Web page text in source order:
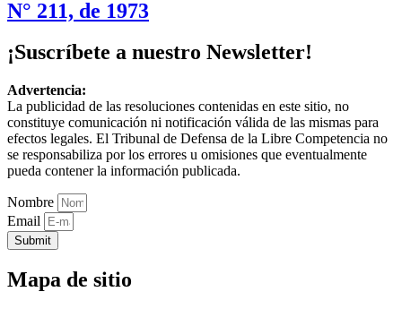
N° 211, de 1973
¡Suscríbete a nuestro Newsletter!
Advertencia:
La publicidad de las resoluciones contenidas en este sitio, no
constituye comunicación ni notificación válida de las mismas para
efectos legales. El Tribunal de Defensa de la Libre Competencia no
se responsabiliza por los errores u omisiones que eventualmente
pueda contener la información publicada.
Nombre
Email
Submit
Mapa de sitio